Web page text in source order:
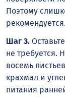
Поэтому
рекомендуется.
Шаг 3.
не требуется.
восемь
крахмал и
питания